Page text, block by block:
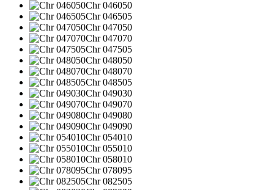
Chr 046050
Chr 046505
Chr 047050
Chr 047070
Chr 047505
Chr 048050
Chr 048070
Chr 048505
Chr 049030
Chr 049070
Chr 049080
Chr 049090
Chr 054010
Chr 055010
Chr 058010
Chr 078095
Chr 082505